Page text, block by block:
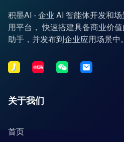
积墨AI - 企业 AI 智能体开发和
用平台， 快速搭建具备商业价
助手，并发布到企业应用场景中。
关于我们
首页